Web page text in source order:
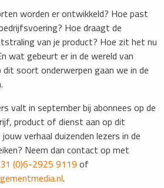
worden er ontwikkeld? Hoe past
Hoe draagt de
van je product? Hoe zit het nu
wat gebeurt er in de wereld van
dit soort onderwerpen gaan we in de
valt in september bij abonnees op de
product of dienst aan op dit
verhaal duizenden lezers in de
Neem dan contact op met
(0)6-2925 9119of
.